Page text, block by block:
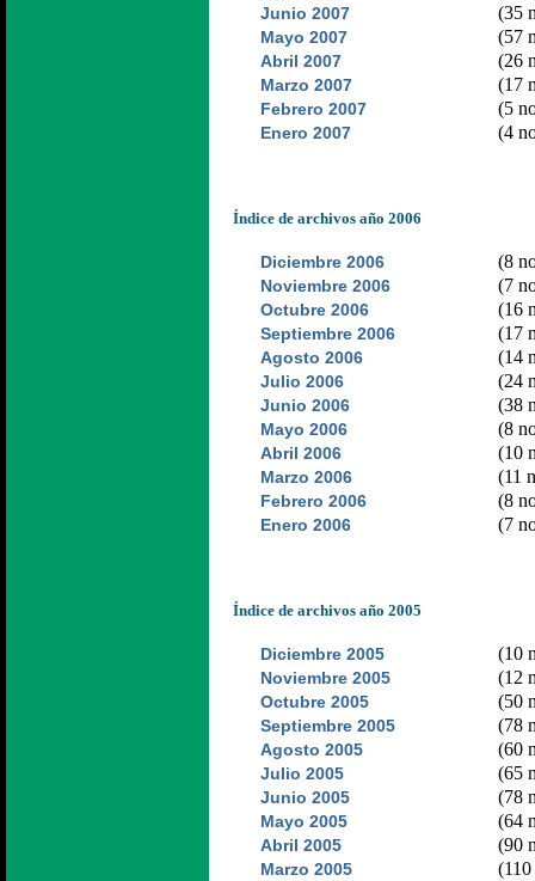
Junio 2007 (35
Mayo 2007 (57
Abril 2007 (26
Marzo 2007 (17
Febrero 2007 (5
Enero 2007 (4
Índice de archivos año 2006
Diciembre 2006 (8
Noviembre 2006 (7
Octubre 2006 (16
Septiembre 2006 (17
Agosto 2006 (14
Julio 2006 (24
Junio 2006 (38
Mayo 2006 (8
Abril 2006 (10
Marzo 2006 (11
Febrero 2006 (8
Enero 2006 (7
Índice de archivos año 2005
Diciembre 2005 (10
Noviembre 2005 (12
Octubre 2005 (50
Septiembre 2005 (78
Agosto 2005 (60
Julio 2005 (65
Junio 2005 (78
Mayo 2005 (64
Abril 2005 (90
Marzo 2005